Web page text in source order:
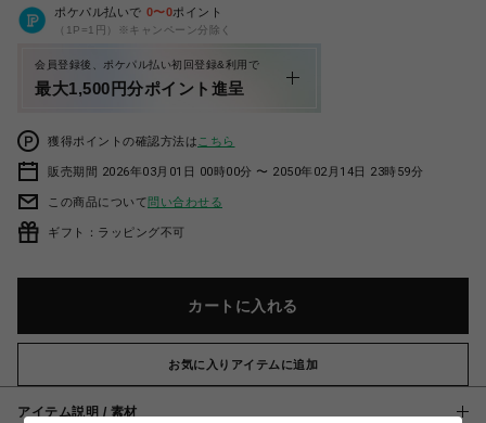
ポケパル払いで 0〜0ポイント
（1P=1円）※キャンペーン分除く
会員登録後、ポケパル払い初回登録&利用で
最大1,500円分ポイント進呈
獲得ポイントの確認方法は こちら
販売期間 2026年03月01日 00時00分 〜 2050年02月14日 23時59分
この商品について問い合わせる
ギフト：ラッピング不可
カートに入れる
お気に入りアイテムに追加
アイテム説明 / 素材